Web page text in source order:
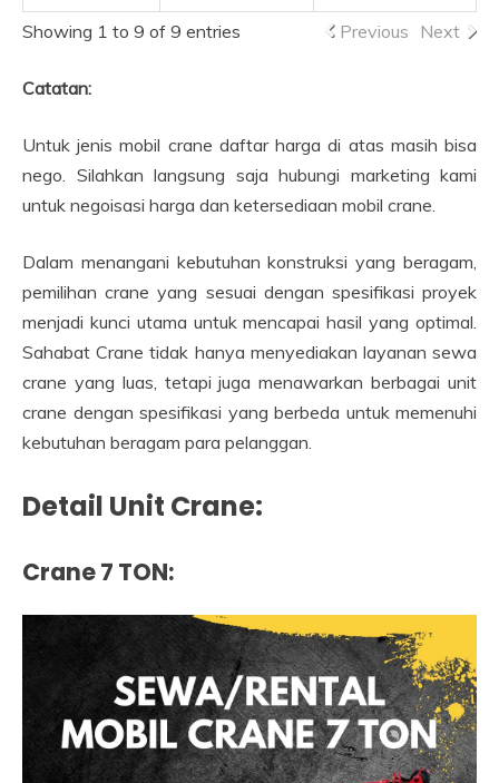
Showing 1 to 9 of 9 entries Previous Next
Catatan:
Untuk jenis mobil crane daftar harga di atas masih bisa
nego. Silahkan langsung saja hubungi marketing kami
untuk negoisasi harga dan ketersediaan mobil crane.
Dalam menangani kebutuhan konstruksi yang beragam,
pemilihan crane yang sesuai dengan spesifikasi proyek
menjadi kunci utama untuk mencapai hasil yang optimal.
Sahabat Crane tidak hanya menyediakan layanan sewa
crane yang luas, tetapi juga menawarkan berbagai unit
crane dengan spesifikasi yang berbeda untuk memenuhi
kebutuhan beragam para pelanggan.
Detail Unit Crane:
Crane 7 TON: